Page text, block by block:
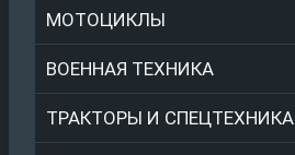
МОТОЦИКЛЫ
ВОЕННАЯ ТЕХНИКА
ТРАКТОРЫ И СПЕЦТЕХНИКА